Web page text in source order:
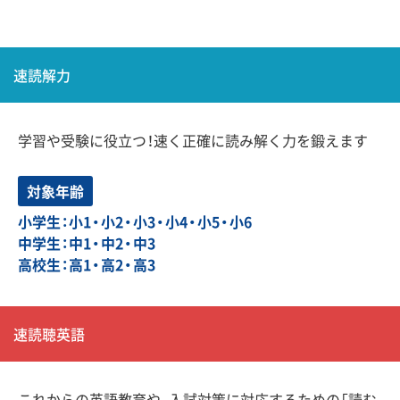
速読解力
学習や受験に役立つ！速く正確に読み解く力を鍛えます
対象年齢
小学生：小1・小2・小3・小4・小5・小6
中学生：中1・中2・中3
高校生：高1・高2・高3
速読聴英語